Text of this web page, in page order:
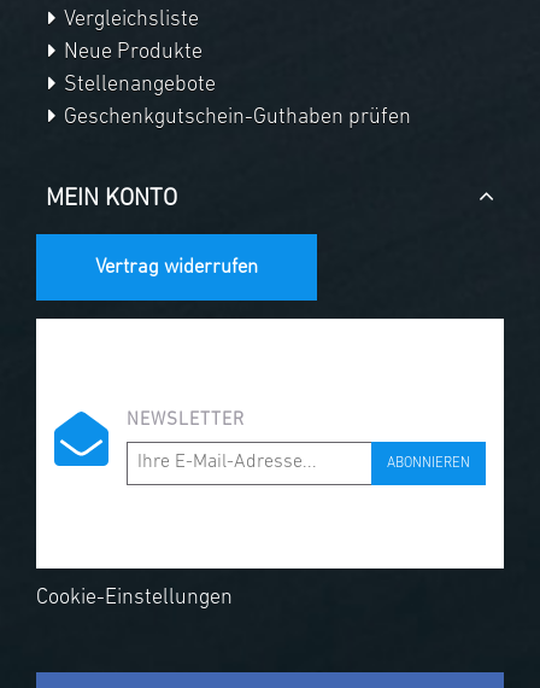
Vergleichsliste
Neue Produkte
Stellenangebote
Geschenkgutschein-Guthaben prüfen
MEIN KONTO
Vertrag widerrufen
NEWSLETTER
ABONNIEREN
Cookie-Einstellungen